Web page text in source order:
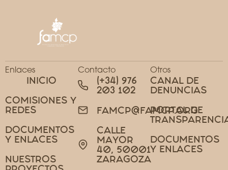
Enlaces
INICIO
COMISIONES Y
REDES
DOCUMENTOS
Y ENLACES
NUESTROS
Contacto
(+34) 976
203 102
FAMCP@FAMCP.ORG
CALLE
MAYOR
40, 50001
ZARAGOZA
Otros
CANAL DE
DENUNCIAS
PORTAL DE
DOCUMENTOS
Y ENLACES